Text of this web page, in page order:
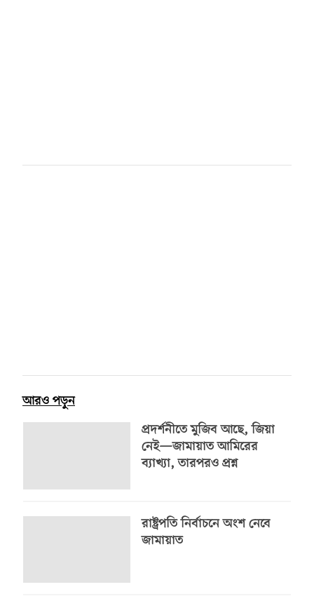
আরও পড়ুন
প্রদর্শনীতে মুজিব আছে, জিয়া
নেই—জামায়াত আমিরের
ব্যাখ্যা, তারপরও প্রশ্ন
রাষ্ট্রপতি নির্বাচনে অংশ নেবে
জামায়াত